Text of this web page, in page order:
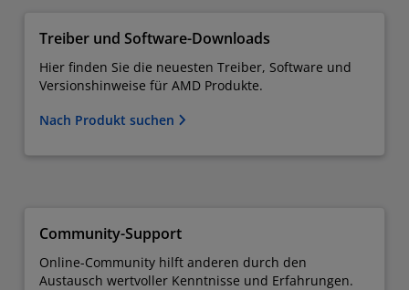
Treiber und Software-Downloads
Hier finden Sie die neuesten Treiber, Software und
Versionshinweise für AMD Produkte.
Nach Produkt suchen
Community-Support
Online-Community hilft anderen durch den
Austausch wertvoller Kenntnisse und Erfahrungen.